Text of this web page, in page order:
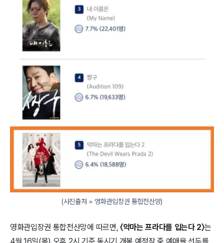
(사진출처 = 영화관입장권 통합전산망)
영화관입장권 통합전산망에 따르면, 〈악마는 프라다를 입는다 2〉는